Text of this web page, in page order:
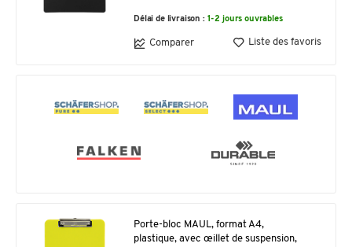
Délai de livraison : 1-2 jours ouvrables
Comparer Liste des favoris
Porte-bloc MAUL, format A4,
plastique, avec œillet de suspension,